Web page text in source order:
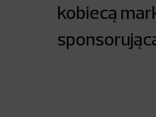
kobiecą